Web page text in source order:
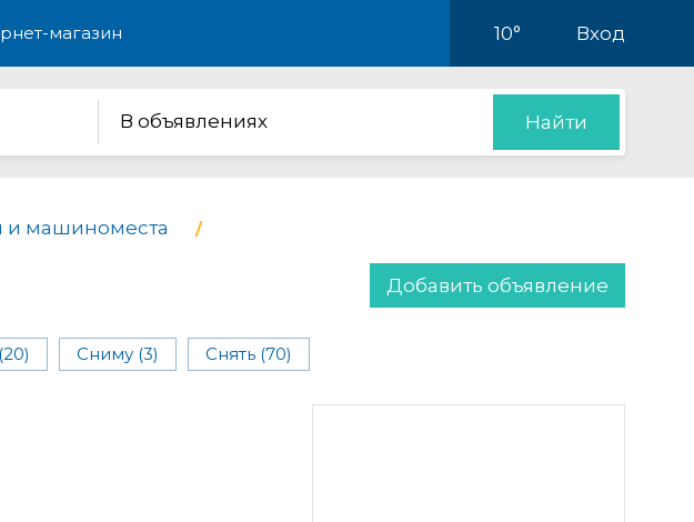
магазин 10° Вход
В объявлениях Найти
и машиноместа
Добавить объявление
Сниму (3) Снять (70)